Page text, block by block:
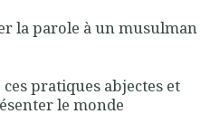
la parole à un musulman
pratiques abjectes et
le monde